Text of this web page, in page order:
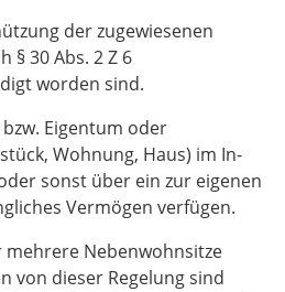
der zugewiesenen
§ 30 Abs. 2 Z 6
worden sind.
Eigentum oder
Wohnung, Haus) im In-
sonst über ein zur eigenen
Vermögen verfügen.
Nebenwohnsitze
von dieser Regelung sind